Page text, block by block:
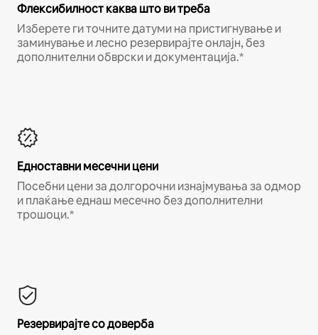
Флексибилност каква што ви треба
Изберете ги точните датуми на пристигнување и
заминување и лесно резервирајте онлајн, без
дополнителни обврски и документација.*
Едноставни месечни цени
Посебни цени за долгорочни изнајмувања за одмор
и плаќање еднаш месечно без дополнителни
трошоци.*
Резервирајте со доверба